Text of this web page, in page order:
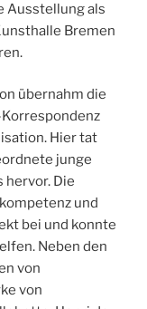
Ausstellung als
Bremen
übernahm die
Hier tat
junge
hervor. Die
und
bei und konnte
Neben den
von
von